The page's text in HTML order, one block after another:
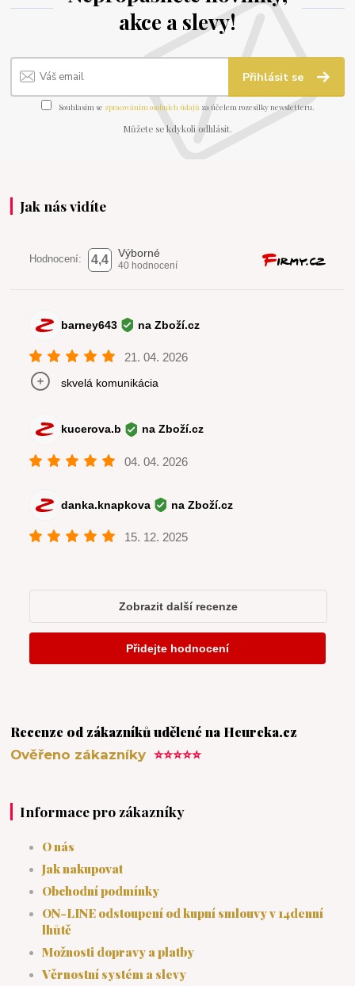
akce a slevy!
Přihlásit se
Souhlasím se zpracováním osobních údajů za účelem rozesílky newsletteru.
Můžete se kdykoli odhlásit.
Jak nás vidíte
Recenze od zákazníků udělené na Heureka.cz
Ověřeno zákazníky⭐⭐⭐⭐⭐
Informace pro zákazníky
O nás
Jak nakupovat
Obchodní podmínky
ON-LINE odstoupení od kupní smlouvy v 14denní
lhůtě
Možnosti dopravy a platby
Věrnostní systém a slevy